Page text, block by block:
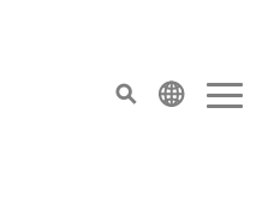
top menu